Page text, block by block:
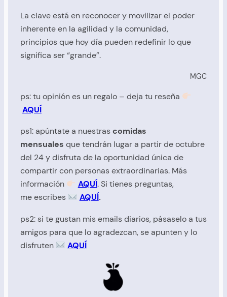
La clave está en reconocer y movilizar el poder
inherente en la agilidad y la comunidad,
principios que hoy día pueden redefinir lo que
significa ser “grande”.
MGC
ps: tu opinión es un regalo – deja tu reseña
AQUÍ
ps1: apúntate a nuestrascomidas
mensuales que tendrán lugar a partir de octubre
del 24 y disfruta de la oportunidad única de
compartir con personas extraordinarias. Más
información
AQUÍ. Si tienes preguntas,
meescribes AQUÍ.
ps2: si te gustan mis emails diarios, pásaselo a tus
amigos para que lo agradezcan, se apunten y lo
disfruten
AQUÍ